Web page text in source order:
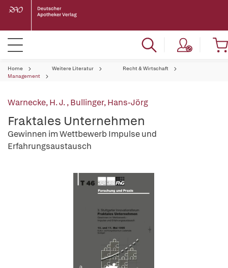
Home Weitere Literatur
Recht & Wirtschaft
Management
Warnecke, H. J.,Bullinger, Hans-Jörg
Fraktales Unternehmen
Gewinnen im Wettbewerb Impulse und
Erfahrungsaustausch